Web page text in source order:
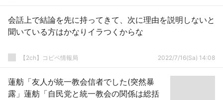
会話上で結論を先に持ってきて、次に理由を説明しないと
聞いている方はかなりイラつくからな
【2ch】コピペ情報局 2022/7/16(Sa) 14:08
蓮舫「友人が統一教会信者でした(突然暴
露」蓮舫「自民党と統一教会の関係は総括